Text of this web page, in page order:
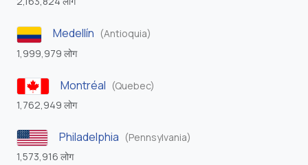
Medellín (Antioquia)
1,999,979 लोग
Montréal (Quebec)
1,762,949 लोग
Philadelphia (Pennsylvania)
1,573,916 लोग